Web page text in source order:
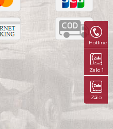
Hotline
Zalo 1
Zalo 2